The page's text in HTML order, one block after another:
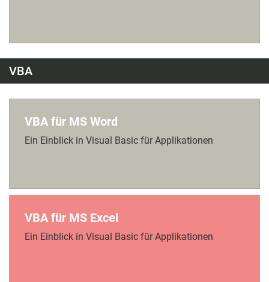
VBA
VBA für MS Word
Ein Einblick in Visual Basic für Applikationen
VBA für MS Excel
Ein Einblick in Visual Basic für Applikationen